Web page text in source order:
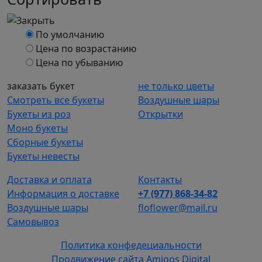
По умолчанию
Цена по возрастанию
Цена по убыванию
заказать букет
Смотреть все букеты
Букеты из роз
Моно букеты
Сборные букеты
Букеты невесты
не только цветы
Воздушные шары
Открытки
Доставка и оплата
Информация о доставке
Воздушные шары
Самовывоз
Контакты
+7 (977) 868-34-82
floflower@mail.ru
Политика конфедециальности
Продвижение сайта Amigos Digital